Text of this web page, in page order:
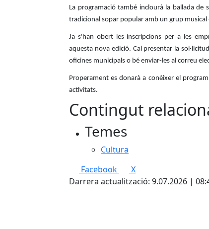
La programació també inclourà la ballada de
tradicional sopar popular amb un grup musical
Ja s'han obert les inscripcions per a les
aquesta nova edició. Cal presentar la
oficines municipals o bé enviar-les al correu
Properament es donarà a conèixer el
activitats.
Contingut
Temes
Cultura
Facebook
X
Darrera actualització: 9.07.2026 |